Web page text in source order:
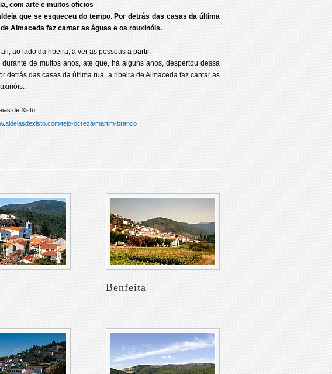
com arte e muitos ofícios
que se esqueceu do tempo. Por detrás das casas da última
Almaceda faz cantar as águas e os rouxinóis.
ao lado da ribeira, a ver as pessoas a partir.
durante de muitos anos, até que, há alguns anos, despertou dessa
detrás das casas da última rua, a ribeira de Almaceda faz cantar as
de Xisto
tejo-ocreza/martim-branco
Benfeita